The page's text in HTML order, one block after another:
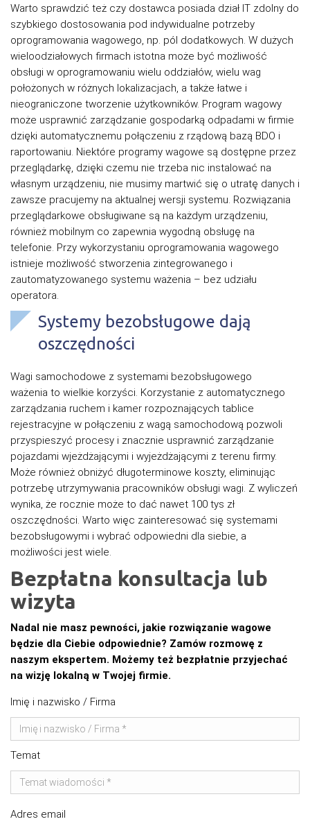
Warto sprawdzić też czy dostawca posiada dział IT zdolny do
szybkiego dostosowania pod indywidualne potrzeby
oprogramowania wagowego, np. pól dodatkowych. W dużych
wieloodziałowych firmach istotna może być możliwość
obsługi w oprogramowaniu wielu oddziałów, wielu wag
położonych w różnych lokalizacjach, a także łatwe i
nieograniczone tworzenie użytkowników. Program wagowy
może usprawnić zarządzanie gospodarką odpadami w firmie
dzięki automatycznemu połączeniu z rządową bazą BDO i
raportowaniu. Niektóre programy wagowe są dostępne przez
przeglądarkę, dzięki czemu nie trzeba nic instalować na
własnym urządzeniu, nie musimy martwić się o utratę danych i
zawsze pracujemy na aktualnej wersji systemu. Rozwiązania
przeglądarkowe obsługiwane są na każdym urządzeniu,
również mobilnym co zapewnia wygodną obsługę na
telefonie. Przy wykorzystaniu oprogramowania wagowego
istnieje możliwość stworzenia zintegrowanego i
zautomatyzowanego systemu ważenia – bez udziału
operatora.
Systemy bezobsługowe dają
oszczędności
Wagi samochodowe z systemami bezobsługowego
ważenia to wielkie korzyści. Korzystanie z automatycznego
zarządzania ruchem i kamer rozpoznających tablice
rejestracyjne w połączeniu z wagą samochodową pozwoli
przyspieszyć procesy i znacznie usprawnić zarządzanie
pojazdami wjeżdżającymi i wyjeżdżającymi z terenu firmy.
Może również obniżyć długoterminowe koszty, eliminując
potrzebę utrzymywania pracowników obsługi wagi. Z wyliczeń
wynika, że rocznie może to dać nawet 100 tys zł
oszczędności. Warto więc zainteresować się systemami
bezobsługowymi i wybrać odpowiedni dla siebie, a
możliwości jest wiele.
Bezpłatna konsultacja lub
wizyta
Nadal nie masz pewności, jakie rozwiązanie wagowe
będzie dla Ciebie odpowiednie? Zamów rozmowę z
naszym ekspertem. Możemy też bezpłatnie przyjechać
na wizję lokalną w Twojej firmie.
Imię i nazwisko / Firma
Temat
Adres email